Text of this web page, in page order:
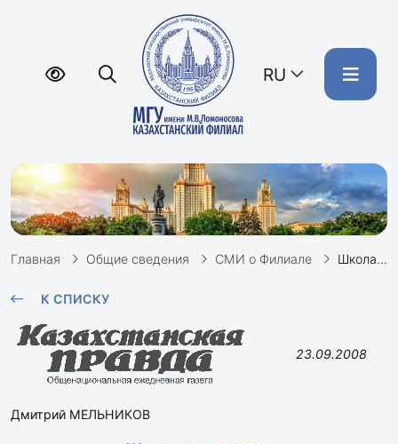
RU
Главная Общие сведения СМИ о Филиале Школа русистики
К СПИСКУ
23.09.2008
Дмитрий МЕЛЬНИКОВ